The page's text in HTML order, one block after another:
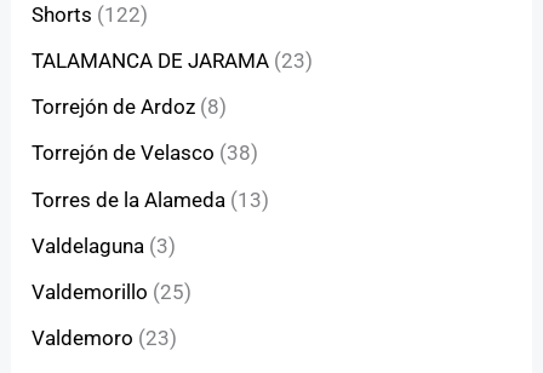
Shorts (122)
TALAMANCA DE JARAMA (23)
Torrejón de Ardoz (8)
Torrejón de Velasco (38)
Torres de la Alameda (13)
Valdelaguna (3)
Valdemorillo (25)
Valdemoro (23)